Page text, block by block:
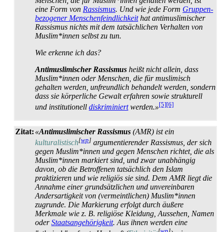
eine Form von Rassismus. Und wie jede Form Gruppen­
bezogener Menschen­feindlichkeithat anti­muslimischer
Rassismus nichts mit dem tatsächlichen Verhalten von
Muslim*innen selbst zu tun.
Wie erkenne ich das?
Antimuslimischer Rassismus heißt nicht allein, dass
Muslim*innen oder Menschen, die für muslimisch
gehalten werden, unfreundlich behandelt werden, sondern
dass sie körperliche Gewalt erfahren sowie strukturell
und institutionell diskriminiertwerden.»[5][6]
Zitat: «Antimuslimischer Rassismus (AMR) ist ein
kulturalistisch[wp] argumentierender Rassismus, der sich
gegen Muslim*innen und gegen Menschen richtet, die als
Muslim*innen markiert sind, und zwar unabhängig
davon, ob die Betroffenen tatsächlich den Islam
praktizieren und wie religiös sie sind. Dem AMR liegt die
Annahme einer grundsätzlichen und unvereinbaren
Anders­artigkeit von (vermeintlichen) Muslim*innen
zugrunde. Die Markierung erfolgt durch äußere
Merkmale wie z. B. religiöse Kleidung, Aussehen, Namen
oderStaatsangehörigkeit. Aus ihnen werden eine